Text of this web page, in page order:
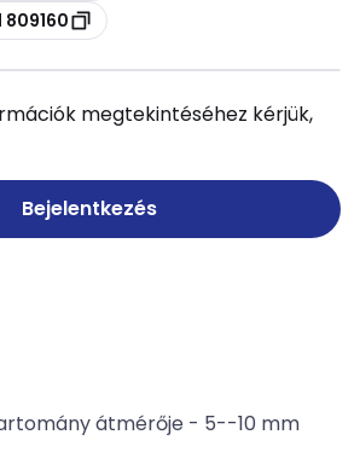
megtekintéséhez kérjük,
Bejelentkezés
átmérője - 5--10 mm